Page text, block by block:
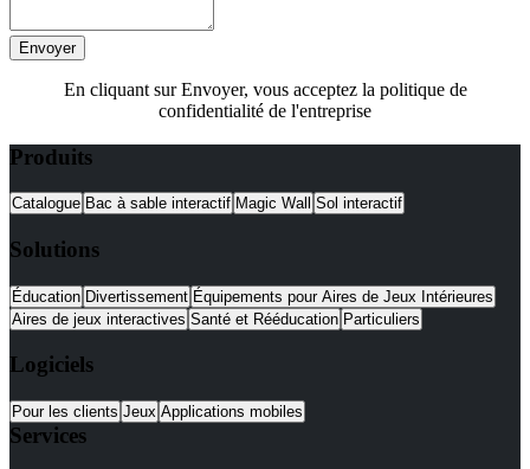
Envoyer
En cliquant sur Envoyer, vous acceptez la politique de
confidentialité de l'entreprise
Produits
Catalogue Bac à sable interactif Magic Wall Sol interactif
Solutions
Éducation Divertissement Équipements pour Aires de Jeux Intérieures
Aires de jeux interactives Santé et Rééducation Particuliers
Logiciels
Pour les clients Jeux Applications mobiles
Services